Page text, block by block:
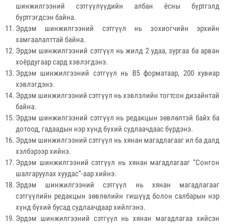
шинжилгээний сэтгүүлүүдийн албан ёсны бүртгэлд
бүртгэгдсэн байна.
Эрдэм шинжилгээний сэтгүүл нь зохиогчийн эрхийн
хамгаалалттай байна.
Эрдэм шинжилгээний сэтгүүл нь жилд 2 удаа, зургаа ба арван
хоёрдугаар сард хэвлэгдэнэ.
Эрдэм шинжилгээний сэтгүүл нь B5 форматаар, 200 хувиар
хэвлэгдэнэ.
Эрдэм шинжилгээний сэтгүүл нь хэвлэлийн тогтсон дизайнтай
байна.
Эрдэм шинжилгээний сэтгүүл нь редакцын зөвлөлтэй байх ба
дотоод, гадаадын нэр хүнд бүхий судлаачдаас бүрдэнэ.
Эрдэм шинжилгээний сэтгүүл нь хянан магадлагааг ил ба далд
хэлбэрээр хийнэ.
Эрдэм шинжилгээний сэтгүүл нь хянан магадлагааг “Сонгон
шалгаруулах хуудас”-аар хийнэ.
Эрдэм шинжилгээний сэтгүүл нь хянан магадлагааг
сэтгүүлийн редакцын зөвлөлийн гишүүд болон салбарын нэр
хүнд бүхий бусад судлаачдаар хийлгэнэ.
Эрдэм шинжилгээний сэтгүүл нь хянан магадлагаа хийсэн